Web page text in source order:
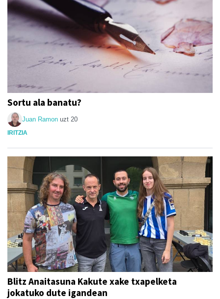
Sortu ala banatu?
Juan Ramon uzt 20
IRITZIA
Blitz Anaitasuna Kakute xake txapelketa
jokatuko dute igandean